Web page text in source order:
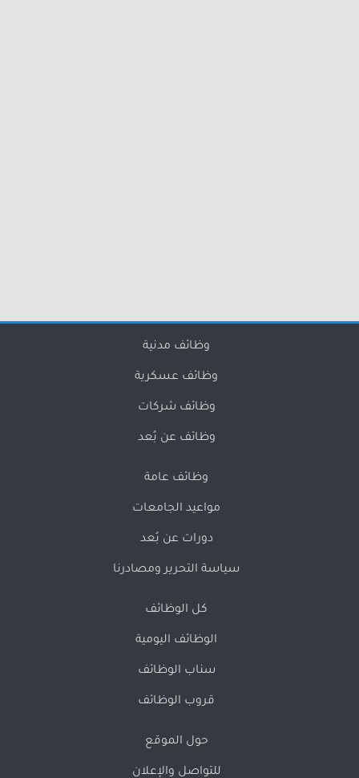
وظائف مدنية
وظائف عسكرية
وظائف شركات
وظائف عن بُعد
وظائف عامة
مواعيد الجامعات
دورات عن بُعد
سياسة التحرير ومصادرنا
كل الوظائف
الوظائف اليومية
سناب الوظائف
قروب الوظائف
حول الموقع
للتواصل والإعلان